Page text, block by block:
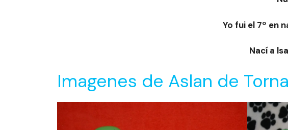
Yo fui el 7º en
Nací a
Imagenes de Aslan de